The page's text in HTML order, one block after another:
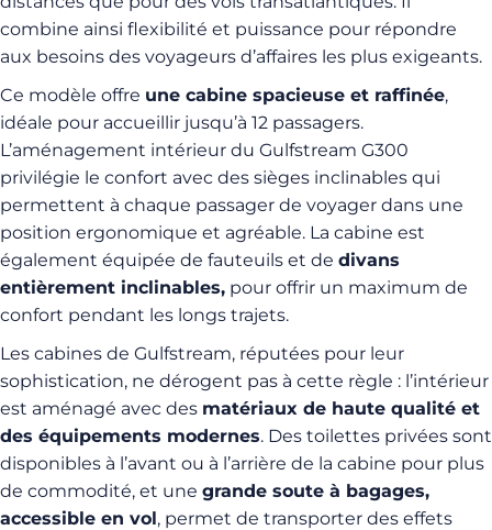
combine ainsi flexibilité et puissance pour répondre
aux besoins des voyageurs d’affaires les plus exigeants.
Ce modèle offre une cabine spacieuse et raffinée,
idéale pour accueillir jusqu’à 12 passagers.
L’aménagement intérieur du Gulfstream G300
privilégie le confort avec des sièges inclinables qui
permettent à chaque passager de voyager dans une
position ergonomique et agréable. La cabine est
également équipée de fauteuils et de divans
entièrement inclinables, pour offrir un maximum de
confort pendant les longs trajets.
Les cabines de Gulfstream, réputées pour leur
sophistication, ne dérogent pas à cette règle : l’intérieur
est aménagé avec des matériaux de haute qualité et
des équipements modernes. Des toilettes privées sont
disponibles à l’avant ou à l’arrière de la cabine pour plus
de commodité, et une grande soute à bagages,
accessible en vol, permet de transporter des effets